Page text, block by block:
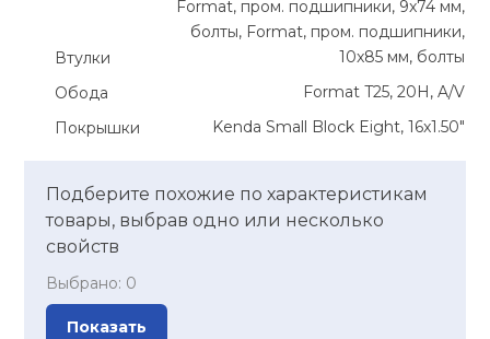
Втулки
Format, пром. подшипники, 9x74 мм,
болты, Format, пром. подшипники,
10x85 мм, болты
Обода
Format T25, 20Н, A/V
Покрышки
Kenda Small Block Eight, 16x1.50"
Подберите похожие по характеристикам
товары, выбрав одно или несколько
свойств
Выбрано: 0
Показать